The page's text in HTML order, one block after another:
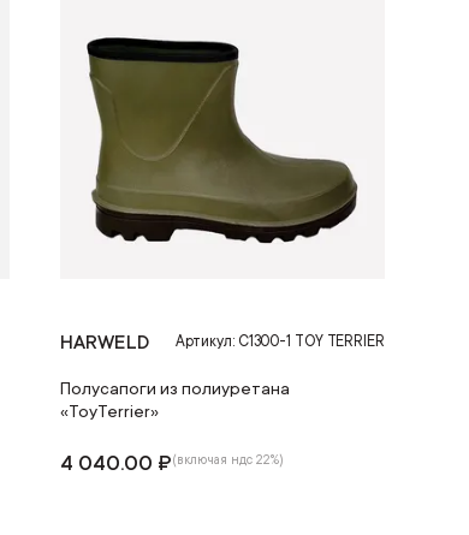
HARWELD Артикул: С1300-1 TOY TERRIER
Полусапоги из полиуретана
«ToyTerrier»
4 040.00 ₽(включая ндс 22%)